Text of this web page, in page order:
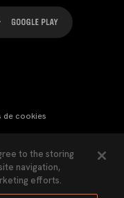
de cookies
de Privacitat
to the storing
navigation,
efforts.